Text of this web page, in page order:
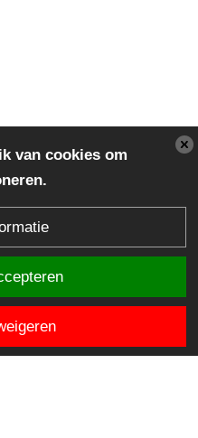
van cookies om